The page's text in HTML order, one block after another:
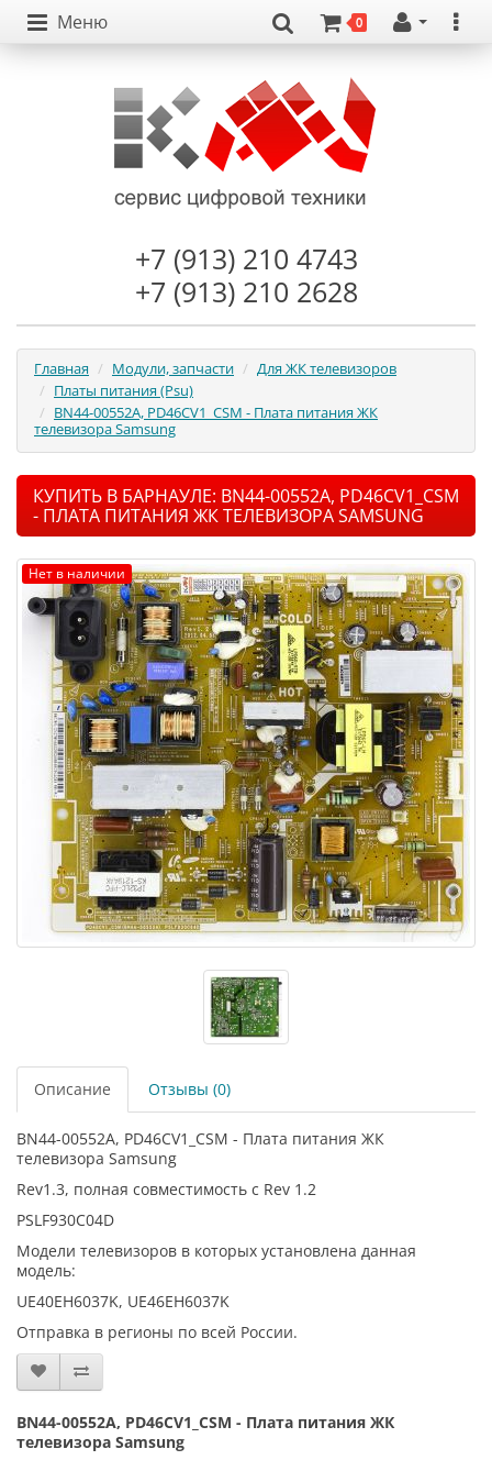
Меню 0
+7 (913) 210 4743
+7 (913) 210 2628
Главная Модули, запчасти
Для ЖК телевизоров
Платы питания (Psu)
BN44-00552A, PD46CV1_CSM - Плата питания ЖК
телевизора Samsung
КУПИТЬ В БАРНАУЛЕ: BN44-00552A, PD46CV1_CSM
- ПЛАТА ПИТАНИЯ ЖК ТЕЛЕВИЗОРА SAMSUNG
Нет в наличии
Описание Отзывы (0)
BN44-00552A, PD46CV1_CSM - Плата питания ЖК
телевизора Samsung
Rev1.3, полная совместимость с Rev 1.2
PSLF930C04D
Модели телевизоров в которых установлена данная
модель:
UE40EH6037K, UE46EH6037K
Отправка в регионы по всей России.
BN44-00552A, PD46CV1_CSM - Плата питания ЖК
телевизора Samsung